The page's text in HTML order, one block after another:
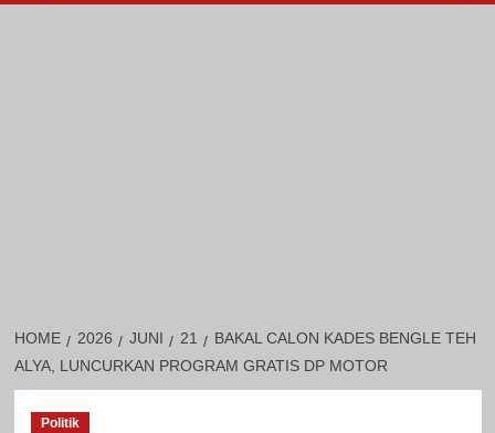
HOME 2026 JUNI 21
BAKAL CALON KADES BENGLE TEH
ALYA, LUNCURKAN PROGRAM GRATIS DP MOTOR
Politik